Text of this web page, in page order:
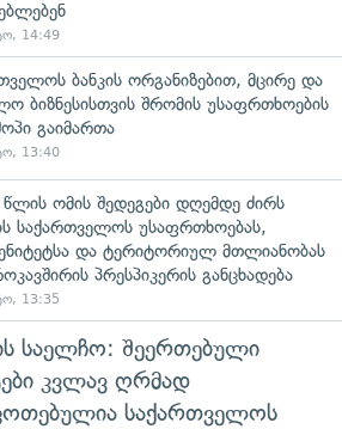
14:49
ბანკის ორგანიზებით, მცირე და
ბიზნესისთვის შრომის უსაფრთხოების
გაიმართა
13:40
ომის შედეგები დღემდე ძირს
საქართველოს უსაფრთხოებას,
და ტერიტორიულ მთლიანობას
პრესპიკერის განცხადება
13:35
საელჩო: შეერთებული
კვლავ ღრმად
საქართველოს